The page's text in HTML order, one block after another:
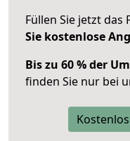
Füllen Sie jetzt das
Sie kostenlose
Bis zu 60 % der
finden Sie nur bei